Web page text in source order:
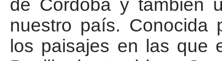
de Córdoba y también
nuestro país. Conocida
los paisajes en las que